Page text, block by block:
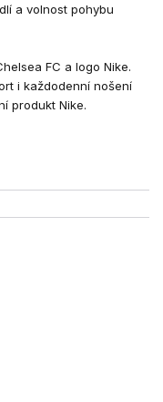
a volnost pohybu
FC a logo Nike.
i každodenní nošení
produkt Nike.